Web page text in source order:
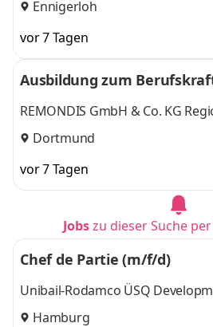
Ennigerloh
vor 7 Tagen
Ausbildung zum
REMONDIS GmbH & Co. KG
Dortmund
vor 7 Tagen
Jobszu dieser Suche
Chef de Partie (m/f/d)
Unibail-Rodamco ÜSQ
Elemente Restaurant & Air Bar
Hamburg